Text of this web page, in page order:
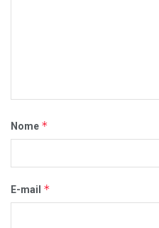
Nome *
E-mail *